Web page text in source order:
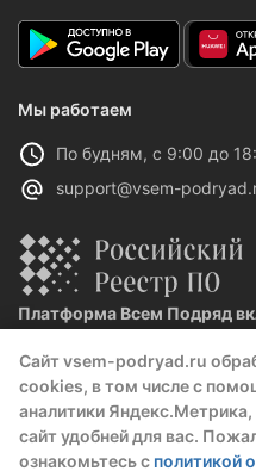
Сайт vsem-podryad.ru
cookies, в том числе с
аналитики
сайт удобней для вас.
ознакомьтесь с политикой
Мы работаем
По будням, с 9:00 до
support@vsem-
Платформа Всем Подряд
Реестровая запись №32021 от
Политика